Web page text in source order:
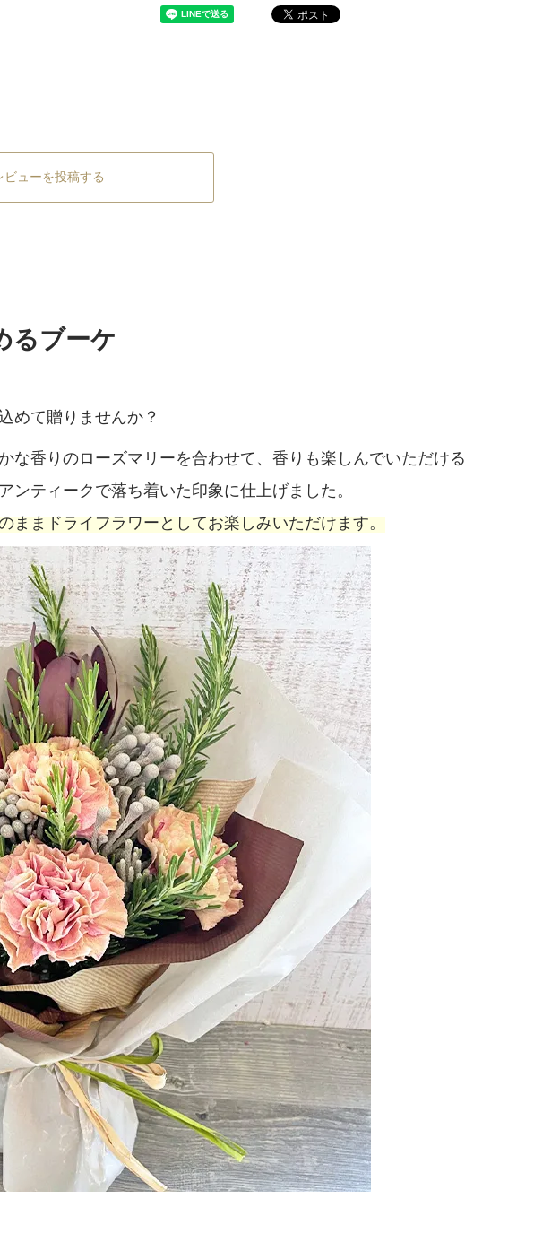
ビューを投稿する
るブーケ
めて贈りませんか？
な香りのローズマリーを合わせて、香りも楽しんでいただける
ティークで落ち着いた印象に仕上げました。
ままドライフラワーとしてお楽しみいただけます。